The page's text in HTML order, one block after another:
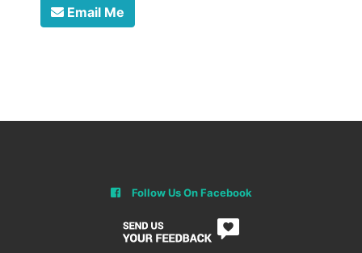
Email Me
Follow Us On Facebook